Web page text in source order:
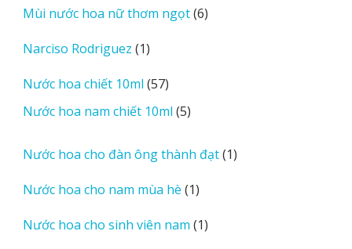
phẩm
Mùi nước hoa nữ thơm ngọt 66
Narciso Rodriguez 11
phẩm
Nước hoa chiết 10ml 5757
sản
phẩm
Nước hoa nam chiết 10ml 55
phẩm
Nước hoa cho đàn ông thành đạt 11
Nước hoa cho nam mùa hè 11
phẩm
Nước hoa cho sinh viên nam 11